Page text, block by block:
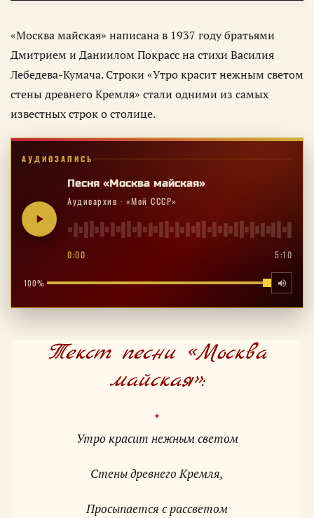
«Москва майская» написана в 1937 году братьями
Дмитрием и Даниилом Покрасс на стихи Василия
Лебедева-Кумача. Строки «Утро красит нежным светом
стены древнего Кремля» стали одними из самых
известных строк о столице.
АУДИОЗАПИСЬ
Песня «Москва майская»
Аудиоархив · «Мой СССР»
0:00 5:10
100%
Текст песни «Москва
майская»:
Утро красит нежным светом
Стены древнего Кремля,
Просыпается с рассветом